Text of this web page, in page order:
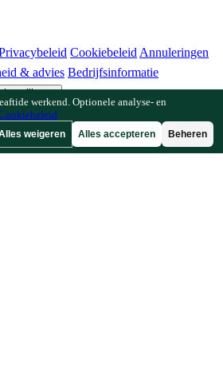
Cookiebeleid Annuleringen
& advies Bedrijfsinformatie
instellingen
gids Plantenbibliotheek Tuingalerij
werkend. Optionele analyse- en
weigeren Alles accepteren Beheren